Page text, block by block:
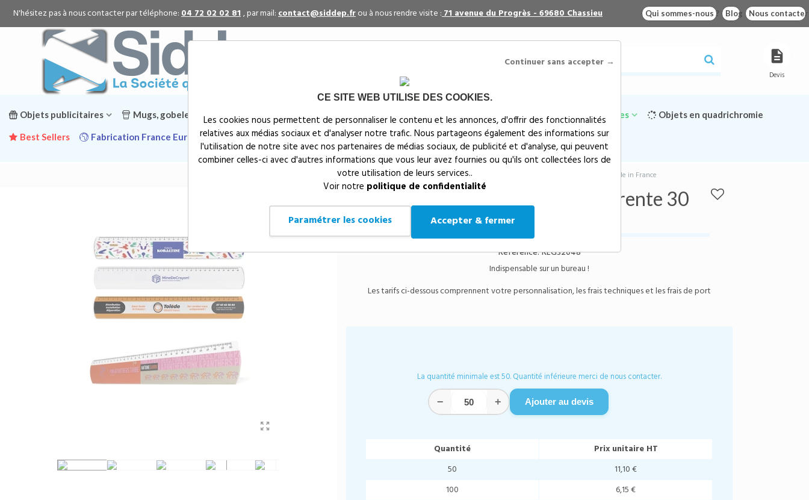
Continuer sans accepter →
CE SITE WEB UTILISE DES COOKIES.
Les cookies nous permettent de personnaliser le contenu et les annonces, d'offrir des fonctionnalités
relatives aux médias sociaux et d'analyser notre trafic. Nous partageons également des informations sur
l'utilisation de notre site avec nos partenaires de médias sociaux, de publicité et d'analyse, qui peuvent
combiner celles-ci avec d'autres informations que vous leur avez fournies ou qu'ils ont collectées lors de
votre utilisation de leurs services..
Voir notre politique de confidentialité
Paramétrer les cookies Accepter & fermer
N'hésitez pas à nous contacter par téléphone:04 72 02 02 81, par mail:contact@siddep.frou à nous rendre visite :71 avenue du Progrès - 69680 Chassieu Qui sommes-nous ? Blog Nous contacter
Devis
Objets publicitaires Mugs, gobelets & gourdes publicitaires Par événement Textiles publicitaires Goodies écologiques Objets en quadrichromie
Best Sellers Fabrication France Europe Promotions
Siddep > Objets publicitaires > Règle en plastique (SAN) transparente 30 cm - Made in France
Règle en plastique (SAN) transparente 30
cm - Made in France
Référence:REG32048
Indispensable sur un bureau !
Les tarifs ci-dessous comprennent votre personnalisation, les frais techniques et les frais de port
La quantité minimale est 50. Quantité inférieure merci de nous contacter.
− + Ajouter au devis
Quantité
Prix unitaire HT
50
11,10 €
100
6,15 €